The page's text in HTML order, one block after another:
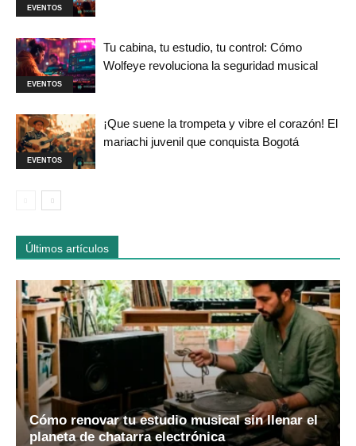
EVENTOS
EVENTOS
Tu cabina, tu estudio, tu control: Cómo
Wolfeye revoluciona la seguridad musical
EVENTOS
¡Que suene la trompeta y vibre el corazón! El
mariachi juvenil que conquista Bogotá
Últimos artículos
Cómo renovar tu estudio musical sin llenar el
planeta de chatarra electrónica